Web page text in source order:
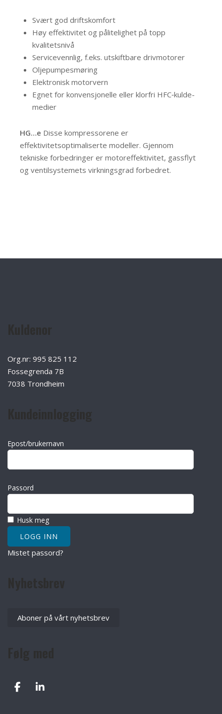
Svært god driftskomfort
Høy effektivitet og pålitelighet på topp
kvalitetsnivå
Servicevennlig, f.eks. utskiftbare drivmotorer
Oljepumpesmøring
Elektronisk motorvern
Egnet for konvensjonelle eller klorfri HFC‑kulde­
medier
HG…e Disse kompressorene er
effektivitetsoptimaliserte modeller. Gjennom
tekniske forbedringer er motoreffektivitet, gassflyt
og ventil­systemets virkningsgrad forbedret.
Org.nr: 995 825 112
Fossegrenda 7B
7038 Trondheim
Epost/brukernavn
Passord
Husk meg
Mistet passord?
Aboner på vårt nyhetsbrev